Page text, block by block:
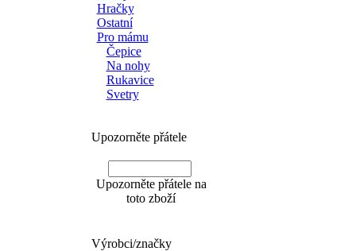
Hračky
Ostatní
Pro mámu
Čepice
Na nohy
Rukavice
Svetry
Upozorněte přátele
Upozorněte přátele na
toto zboží
Výrobci/značky